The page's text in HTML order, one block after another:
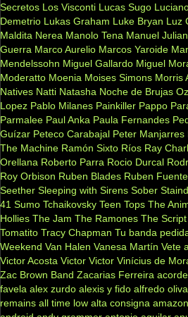
Secretos Los Visconti Lucas Sugo
Demetrio Lukas Graham Luke Bryan Luz
Maldita Nerea Manolo Tena Manuel Julian
Guerra Marco Aurelio Marcos Yaroide
Mendelssohn Miguel Gallardo Miguel
Moderatto Moenia Moises Simons Morris
Natives Natti Natasha Noche de Brujas
Lopez Pablo Milanes Painkiller Pappo
Parmalee Paul Anka Paula Fernandes
Guízar Peteco Carabajal Peter Manjarres
The Machine Ramón Sixto Ríos Ray
Orellana Roberto Parra Rocio Durcal
Roy Orbison Ruben Blades Ruben
Seether Sleeping with Sirens Sober Staind
41 Sumo Tchaikovsky Teen Tops The
Hollies The Jam The Ramones The Script
Tomatito Tracy Chapman Tu banda
Weekend Van Halen Vanesa Martín Vete
Victor Acosta Victor Victor Vinícius de
Zac Brown Band Zacarias Ferreira
favela alex zurdo alexis y fido alfredo
remains all time low alta consigna amazon